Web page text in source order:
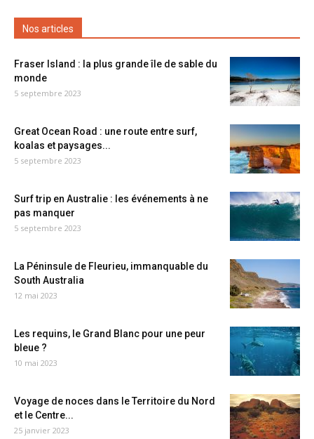
Nos articles
Fraser Island : la plus grande île de sable du
monde
5 septembre 2023
Great Ocean Road : une route entre surf,
koalas et paysages...
5 septembre 2023
Surf trip en Australie : les événements à ne
pas manquer
5 septembre 2023
La Péninsule de Fleurieu, immanquable du
South Australia
12 mai 2023
Les requins, le Grand Blanc pour une peur
bleue ?
10 mai 2023
Voyage de noces dans le Territoire du Nord
et le Centre...
25 janvier 2023